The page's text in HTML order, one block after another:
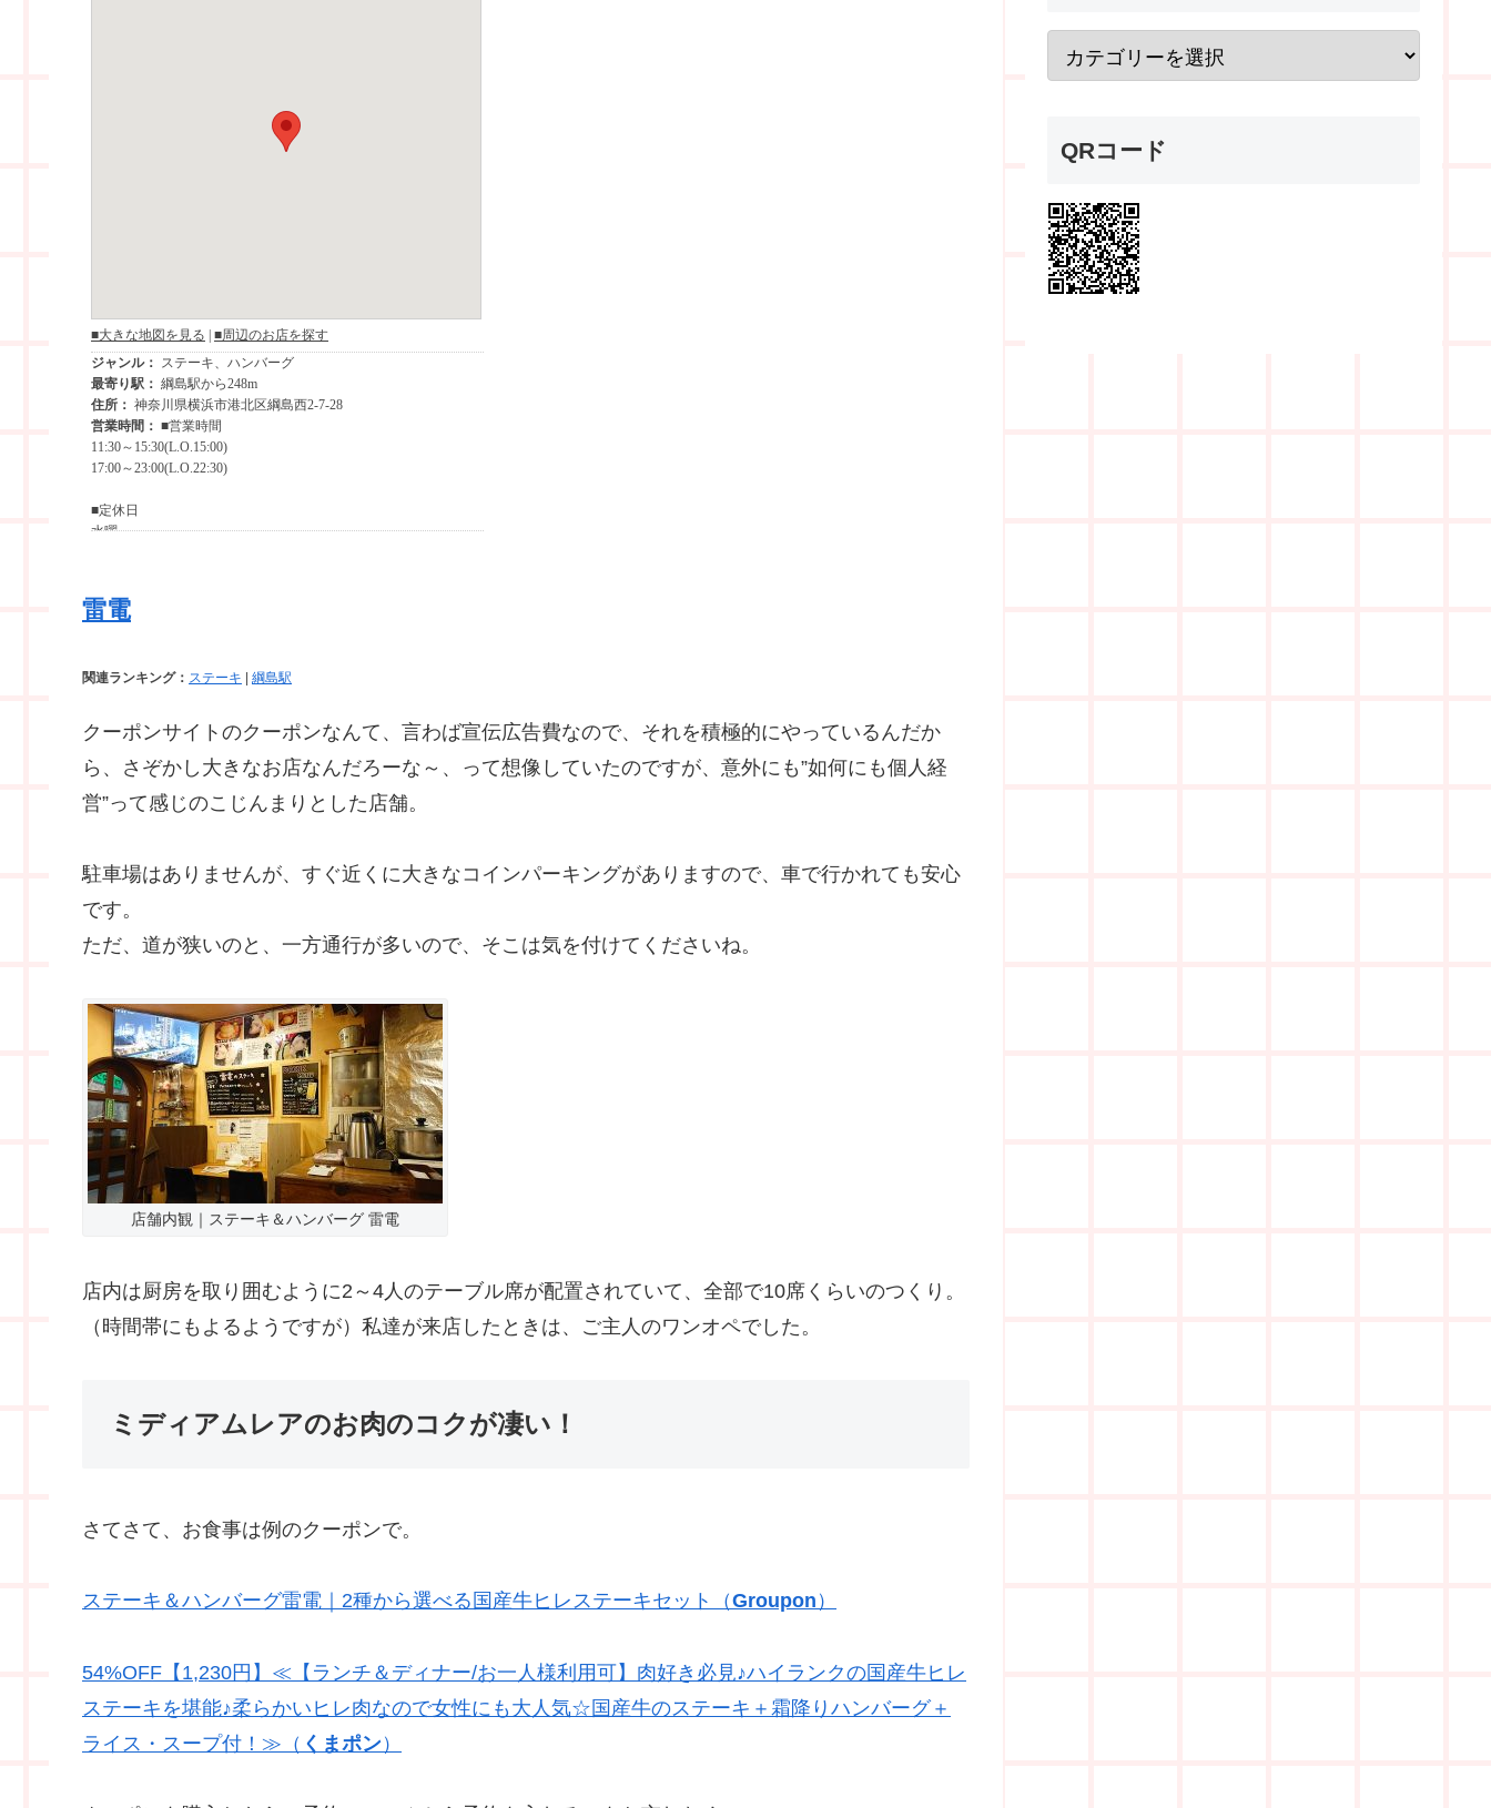
雷電
関連ランキング： ステーキ 綱島駅
クーポンサイトのクーポンなんて、言わば宣伝広告費なので、それを積極的にやっているんだか
ら、さぞかし大きなお店なんだろーな～、って想像していたのですが、意外にも”如何にも個人経
営”って感じのこじんまりとした店舗。
駐車場はありませんが、すぐ近くに大きなコインパーキングがありますので、車で行かれても安心
です。
ただ、道が狭いのと、一方通行が多いので、そこは気を付けてくださいね。
店舗内観｜ステーキ＆ハンバーグ 雷電
店内は厨房を取り囲むように2～4人のテーブル席が配置されていて、全部で10席くらいのつくり。
（時間帯にもよるようですが）私達が来店したときは、ご主人のワンオペでした。
ミディアムレアのお肉のコクが凄い！
さてさて、お食事は例のクーポンで。
ステーキ＆ハンバーグ雷電｜2種から選べる国産牛ヒレステーキセット（Groupon ）
54%OFF【1,230円】≪【ランチ＆ディナー/お一人様利用可】肉好き必見♪ハイランクの国産牛ヒレ
ステーキを堪能♪柔らかいヒレ肉なので女性にも大人気☆国産牛のステーキ＋霜降りハンバーグ＋
ライス・スープ付！≫（ くまポン）
QRコード